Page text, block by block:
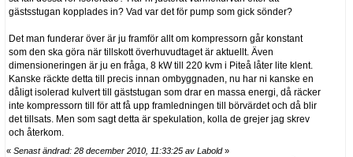
gästsstugan kopplades in? Vad var det för pump som gick sönder?
Det man funderar över är ju framför allt om kompressorn går konstant
som den ska göra när tillskott överhuvudtaget är aktuellt. Även
dimensioneringen är ju en fråga, 8 kW till 220 kvm i Piteå låter lite klent.
Kanske räckte detta till precis innan ombyggnaden, nu har ni kanske en
dåligt isolerad kulvert till gäststugan som drar en massa energi, då räcker
inte kompressorn till för att få upp framledningen till börvärdet och då blir
det tillsats. Men som sagt detta är spekulation, kolla de grejer jag skrev
och återkom.
« Senast ändrad: 28 december 2010, 11:33:25 av Labold»